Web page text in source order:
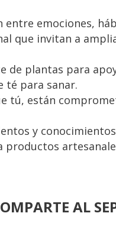
emociones,
que invitan a
de plantas para
té para sanar.
tú, están
y
productos
AL